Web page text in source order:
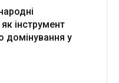
інструмент
домінування у